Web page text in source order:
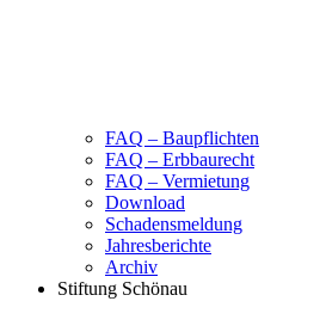
FAQ – Baupflichten
FAQ – Erbbaurecht
FAQ – Vermietung
Download
Schadensmeldung
Jahresberichte
Archiv
Stiftung Schönau